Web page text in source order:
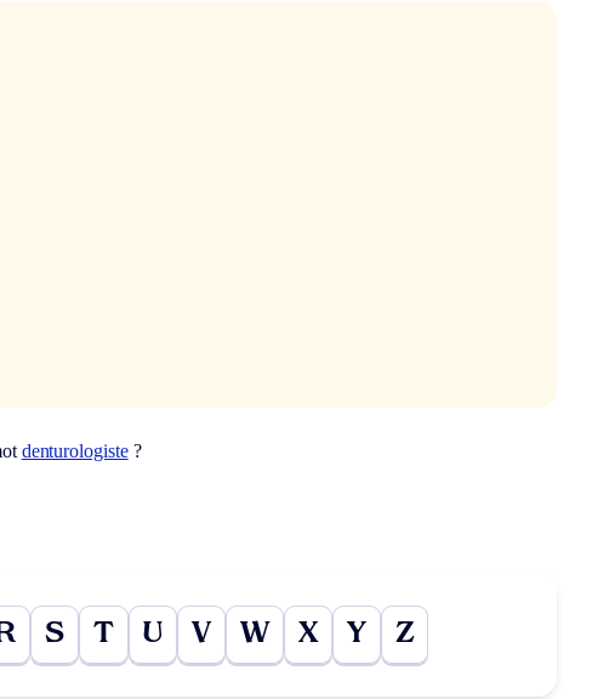
denturologiste?
S T U V W X Y Z